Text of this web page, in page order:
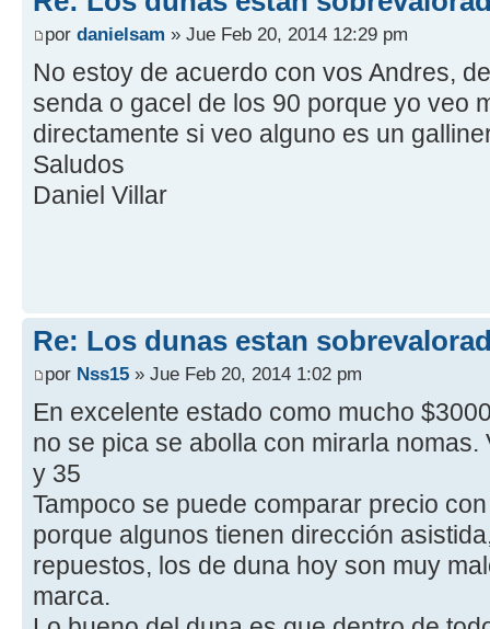
por danielsam » Jue Feb 20, 2014 12:29 pm
No estoy de acuerdo con vos Andres,
senda o gacel de los 90 porque yo veo
directamente si veo alguno es un
Saludos
Daniel Villar
Re: Los dunas estan
por Nss15 » Jue Feb 20, 2014 1:02 pm
En excelente estado como mucho
no se pica se abolla con mirarla
y 35
Tampoco se puede comparar precio
porque algunos tienen dirección
repuestos, los de duna hoy son muy
marca.